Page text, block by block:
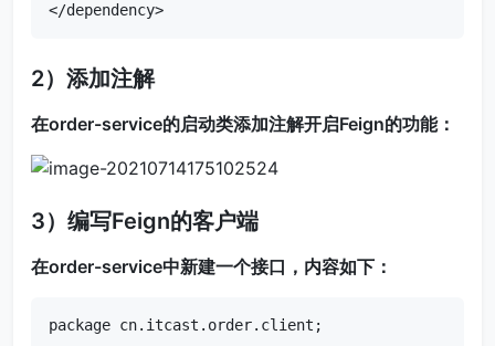
</dependency>
2）添加注解
在order-service的启动类添加注解开启Feign的功能：
3）编写Feign的客户端
在order-service中新建一个接口，内容如下：
package cn.itcast.order.client;